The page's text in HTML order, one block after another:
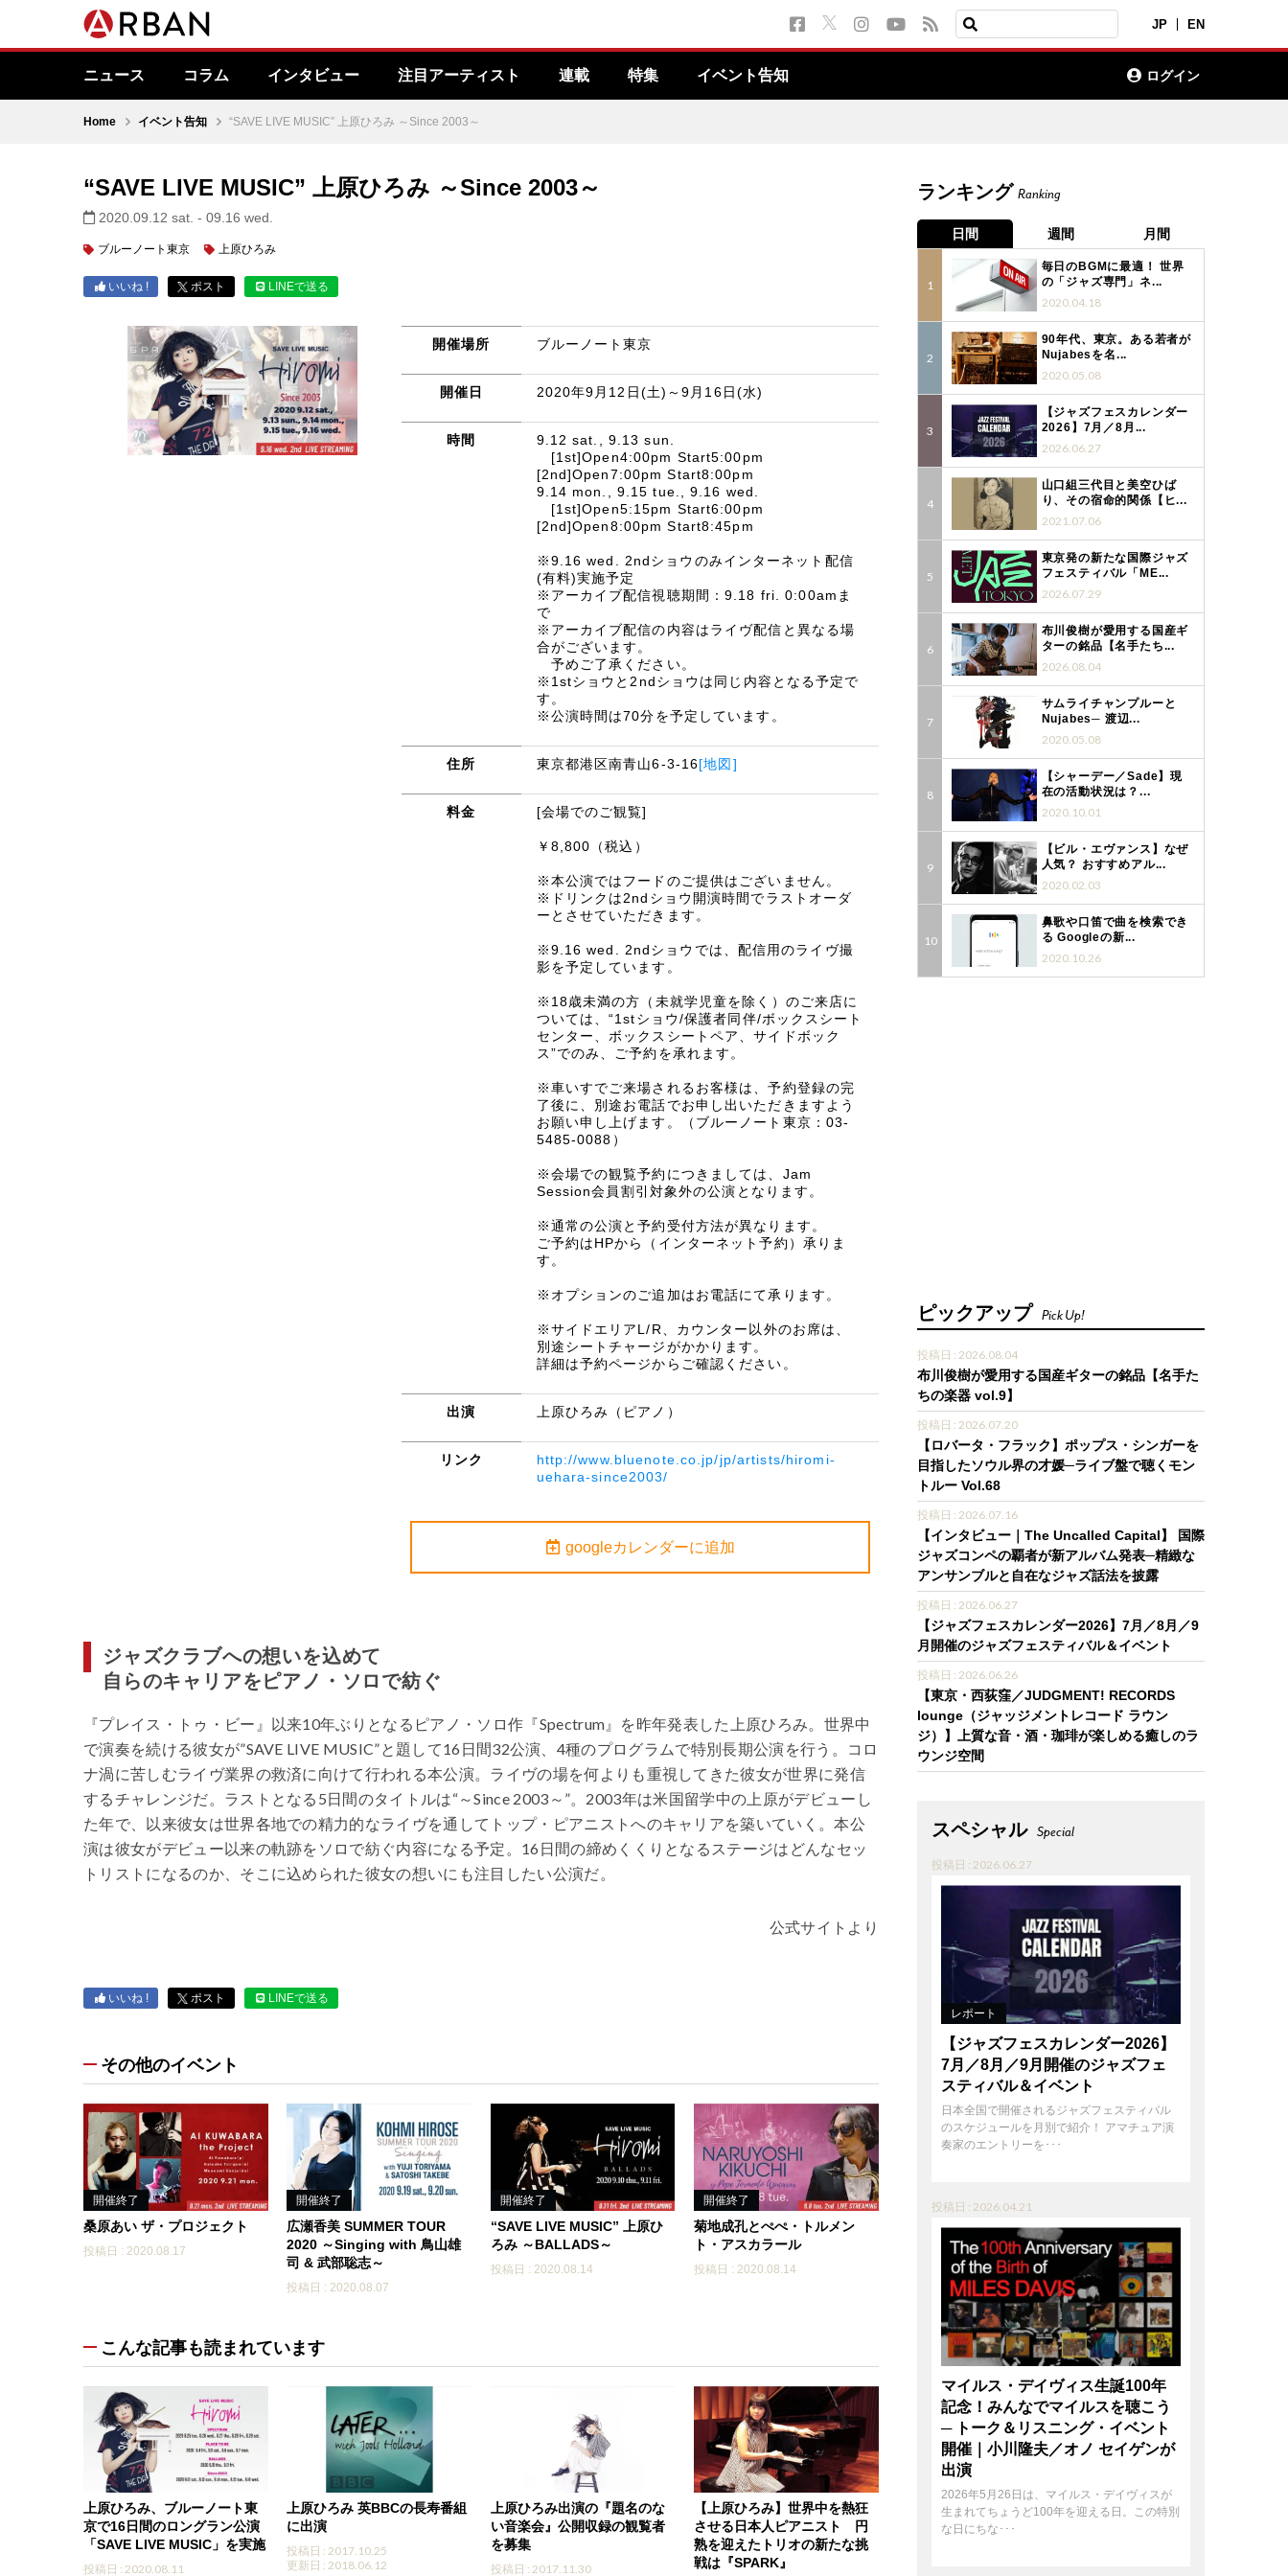
JP EN
ニュース コラム インタビュー 注目アーティスト 連載 特集 イベント告知 ログイン
Home イベント告知 “SAVE LIVE MUSIC” 上原ひろみ ～Since 2003～
“SAVE LIVE MUSIC” 上原ひろみ ～Since 2003～
2020.09.12 sat. - 09.16 wed.
ブルーノート東京 上原ひろみ
いいね ! ポスト LINEで送る
開催場所 ブルーノート東京
開催日 2020年9月12日(土)～9月16日(水)
時間
9.12 sat., 9.13 sun.
[1st]Open4:00pm Start5:00pm
[2nd]Open7:00pm Start8:00pm
9.14 mon., 9.15 tue., 9.16 wed.
[1st]Open5:15pm Start6:00pm
[2nd]Open8:00pm Start8:45pm
※9.16 wed. 2ndショウのみインターネット配信
(有料)実施予定
※アーカイブ配信視聴期間：9.18 fri. 0:00amま
で
※アーカイブ配信の内容はライヴ配信と異なる場
合がございます。
予めご了承ください。
※1stショウと2ndショウは同じ内容となる予定で
す。
※公演時間は70分を予定しています。
住所 東京都港区南青山6-3-16[地図]
料金 [会場でのご観覧]
￥8,800（税込）
※本公演ではフードのご提供はございません。
※ドリンクは2ndショウ開演時間でラストオーダ
ーとさせていただきます。
※9.16 wed. 2ndショウでは、配信用のライヴ撮
影を予定しています。
※18歳未満の方（未就学児童を除く）のご来店に
ついては、“1stショウ/保護者同伴/ボックスシート
センター、ボックスシートペア、サイドボック
ス”でのみ、ご予約を承れます。
※車いすでご来場されるお客様は、予約登録の完
了後に、別途お電話でお申し出いただきますよう
お願い申し上げます。（ブルーノート東京：03-
5485-0088）
※会場での観覧予約につきましては、Jam
Session会員割引対象外の公演となります。
※通常の公演と予約受付方法が異なります。
ご予約はHPから（インターネット予約）承りま
す。
※オプションのご追加はお電話にて承ります。
※サイドエリアL/R、カウンター以外のお席は、
別途シートチャージがかかります。
詳細は予約ページからご確認ください。
出演 上原ひろみ（ピアノ）
リンク
http://www.bluenote.co.jp/jp/artists/hiromi-
uehara-since2003/
googleカレンダーに追加
ジャズクラブへの想いを込めて
自らのキャリアをピアノ・ソロで紡ぐ
『プレイス・トゥ・ビー』以来10年ぶりとなるピアノ・ソロ作『Spectrum』を昨年発表した上原ひろみ。世界中
で演奏を続ける彼女が”SAVE LIVE MUSIC”と題して16日間32公演、4種のプログラムで特別長期公演を行う。コロ
ナ渦に苦しむライヴ業界の救済に向けて行われる本公演。ライヴの場を何よりも重視してきた彼女が世界に発信
するチャレンジだ。ラストとなる5日間のタイトルは“～Since 2003～”。2003年は米国留学中の上原がデビューし
た年で、以来彼女は世界各地での精力的なライヴを通してトップ・ピアニストへのキャリアを築いていく。本公
演は彼女がデビュー以来の軌跡をソロで紡ぐ内容になる予定。16日間の締めくくりとなるステージはどんなセッ
トリストになるのか、そこに込められた彼女の想いにも注目したい公演だ。
公式サイトより
いいね ! ポスト LINEで送る
その他のイベント
開催終了
桑原あい ザ・プロジェクト
投稿日 : 2020.08.17
開催終了
広瀬香美 SUMMER TOUR
2020 ～Singing with 鳥山雄
司 & 武部聡志～
投稿日 : 2020.08.07
開催終了
“SAVE LIVE MUSIC” 上原ひ
ろみ ～BALLADS～
投稿日 : 2020.08.14
開催終了
菊地成孔とぺぺ・トルメン
ト・アスカラール
投稿日 : 2020.08.14
こんな記事も読まれています
上原ひろみ、ブルーノート東
京で16日間のロングラン公演
「SAVE LIVE MUSIC」を実施
投稿日 : 2020.08.11
上原ひろみ 英BBCの長寿番組
に出演
投稿日 : 2017.10.25
更新日 : 2018.06.12
上原ひろみ出演の『題名のな
い音楽会』公開収録の観覧者
を募集
投稿日 : 2017.11.30
【上原ひろみ】世界中を熱狂
させる日本人ピアニスト 円
熟を迎えたトリオの新たな挑
戦は『SPARK』
ランキング Ranking
日間 週間 月間
毎日のBGMに最適！ 世界
の「ジャズ専門」ネ...
2020.04.18
90年代、東京。ある若者が
Nujabesを名...
2020.05.08
【ジャズフェスカレンダー
2026】7月／8月...
2026.06.27
山口組三代目と美空ひば
り、その宿命的関係【ヒ...
2021.07.06
東京発の新たな国際ジャズ
フェスティバル「ME...
2026.07.29
布川俊樹が愛用する国産ギ
ターの銘品【名手たち...
2026.08.04
サムライチャンプルーと
Nujabes─ 渡辺...
2020.05.08
【シャーデー／Sade】現
在の活動状況は？...
2020.10.01
【ビル・エヴァンス】なぜ
人気？ おすすめアル...
2020.02.03
鼻歌や口笛で曲を検索でき
る Googleの新...
2020.10.26
ピックアップ Pick Up!
投稿日 : 2026.08.04
布川俊樹が愛用する国産ギターの銘品【名手た
ちの楽器 vol.9】
投稿日 : 2026.07.20
【ロバータ・フラック】ポップス・シンガーを
目指したソウル界の才媛─ライブ盤で聴くモン
トルー Vol.68
投稿日 : 2026.07.16
【インタビュー｜The Uncalled Capital】 国際
ジャズコンペの覇者が新アルバム発表─精緻な
アンサンブルと自在なジャズ話法を披露
投稿日 : 2026.06.27
【ジャズフェスカレンダー2026】7月／8月／9
月開催のジャズフェスティバル＆イベント
投稿日 : 2026.06.26
【東京・西荻窪／JUDGMENT! RECORDS
lounge（ジャッジメントレコード ラウン
ジ）】上質な音・酒・珈琲が楽しめる癒しのラ
ウンジ空間
スペシャル Special
投稿日 : 2026.06.27
レポート
【ジャズフェスカレンダー2026】
7月／8月／9月開催のジャズフェ
スティバル＆イベント
日本全国で開催されるジャズフェスティバル
のスケジュールを月別で紹介！ アマチュア演
奏家のエントリーを･･･
投稿日 : 2026.04.21
マイルス・デイヴィス生誕100年
記念！みんなでマイルスを聴こう
─ トーク＆リスニング・イベント
開催｜小川隆夫／オノ セイゲンが
出演
2026年5月26日は、マイルス・デイヴィスが
生まれてちょうど100年を迎える日。この特別
な日にちな･･･